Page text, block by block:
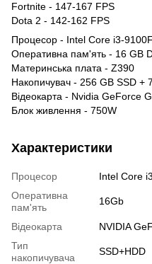
Fortnite - 147-167 FPS
Dota 2 - 142-162 FPS
Процесор - Intel Core i3-
Оперативна пам'ять - 16 GB
Материнська плата - Z390
Накопичувач - 256 GB SSD +
Відеокарта - Nvidia GeForce
Блок живлення - 750W
Характеристики
Процесор
Intel Core
Оперативна
пам'ять
16Gb
Відеокарта
NVIDIA
Тип
накопичувача
SSD+HDD